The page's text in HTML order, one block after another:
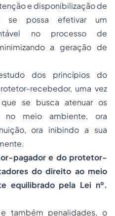
e disponibilização de
se possa efetivar um
no processo de
a geração de
dos princípios do
recebedor, uma vez
se busca atenuar os
no meio ambiente, ora
ora inibindo a sua
pagador e do protetor-
do direito ao meio
equilibrado pela Lei nº.
também penalidades, o